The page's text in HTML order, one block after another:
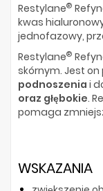
Restylane®
kwas
jednofazowy,
Restylane®
skórnym. Jest
podnoszenia i
oraz głębokie.
pomaga
WSKAZANIA